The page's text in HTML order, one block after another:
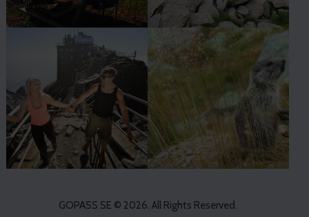
GOPASS SE © 2026. All Rights Reserved.